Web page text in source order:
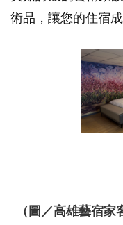
術品，讓您的住宿
（圖／高雄藝宿家